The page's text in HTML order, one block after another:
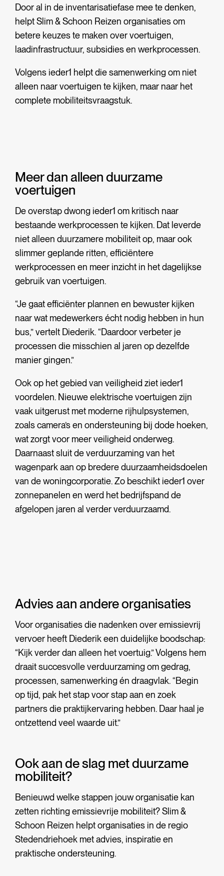
Door al in de inventarisatiefase mee te denken,
helpt Slim & Schoon Reizen organisaties om
betere keuzes te maken over voertuigen,
laadinfrastructuur, subsidies en werkprocessen.
Volgens ieder1 helpt die samenwerking om niet
alleen naar voertuigen te kijken, maar naar het
complete mobiliteitsvraagstuk.
Meer dan alleen duurzame
voertuigen
De overstap dwong ieder1 om kritisch naar
bestaande werkprocessen te kijken. Dat leverde
niet alleen duurzamere mobiliteit op, maar ook
slimmer geplande ritten, efficiëntere
werkprocessen en meer inzicht in het dagelijkse
gebruik van voertuigen.
“Je gaat efficiënter plannen en bewuster kijken
naar wat medewerkers écht nodig hebben in hun
bus,” vertelt Diederik. “Daardoor verbeter je
processen die misschien al jaren op dezelfde
manier gingen.”
Ook op het gebied van veiligheid ziet ieder1
voordelen. Nieuwe elektrische voertuigen zijn
vaak uitgerust met moderne rijhulpsystemen,
zoals camera’s en ondersteuning bij dode hoeken,
wat zorgt voor meer veiligheid onderweg.
Daarnaast sluit de verduurzaming van het
wagenpark aan op bredere duurzaamheidsdoelen
van de woningcorporatie. Zo beschikt ieder1 over
zonnepanelen en werd het bedrijfspand de
afgelopen jaren al verder verduurzaamd.
Advies aan andere organisaties
Voor organisaties die nadenken over emissievrij
vervoer heeft Diederik een duidelijke boodschap:
“Kijk verder dan alleen het voertuig.” Volgens hem
draait succesvolle verduurzaming om gedrag,
processen, samenwerking én draagvlak. “Begin
op tijd, pak het stap voor stap aan en zoek
partners die praktijkervaring hebben. Daar haal je
ontzettend veel waarde uit.”
Ook aan de slag met duurzame
mobiliteit?
Benieuwd welke stappen jouw organisatie kan
zetten richting emissievrije mobiliteit? Slim &
Schoon Reizen helpt organisaties in de regio
Stedendriehoek met advies, inspiratie en
praktische ondersteuning.